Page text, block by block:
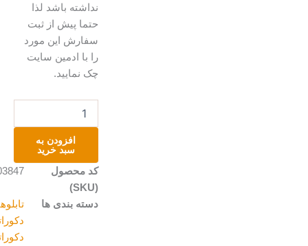
نداشته باشد لذا
حتما پیش از ثبت
سفارش این مورد
را با ادمین سایت
چک نمایید.
افزودن به
سبد خرید
کد محصول
A203847
دسته بندی ها
تابلوهای
دکوراتیو ,
دکوراتیو